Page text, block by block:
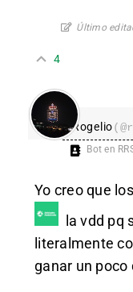
Último
4
Rogelio
Bot en
Yo creo que
la vdd pq
literalmente
ganar un